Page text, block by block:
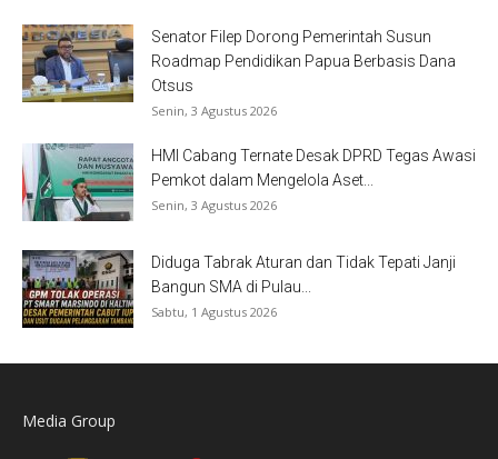
Senator Filep Dorong Pemerintah Susun
Roadmap Pendidikan Papua Berbasis Dana
Otsus
Senin, 3 Agustus 2026
HMI Cabang Ternate Desak DPRD Tegas Awasi
Pemkot dalam Mengelola Aset...
Senin, 3 Agustus 2026
Diduga Tabrak Aturan dan Tidak Tepati Janji
Bangun SMA di Pulau...
Sabtu, 1 Agustus 2026
Media Group